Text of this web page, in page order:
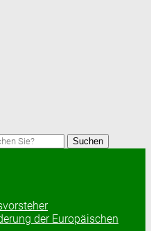
Suchen
der Europäischen